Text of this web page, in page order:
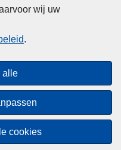
wij uw
.
alle
cookies